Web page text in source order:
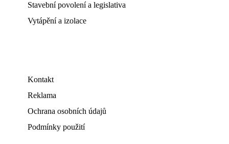
Stavební povolení a legislativa
Vytápění a izolace
Kontakt
Reklama
Ochrana osobních údajů
Podmínky použití